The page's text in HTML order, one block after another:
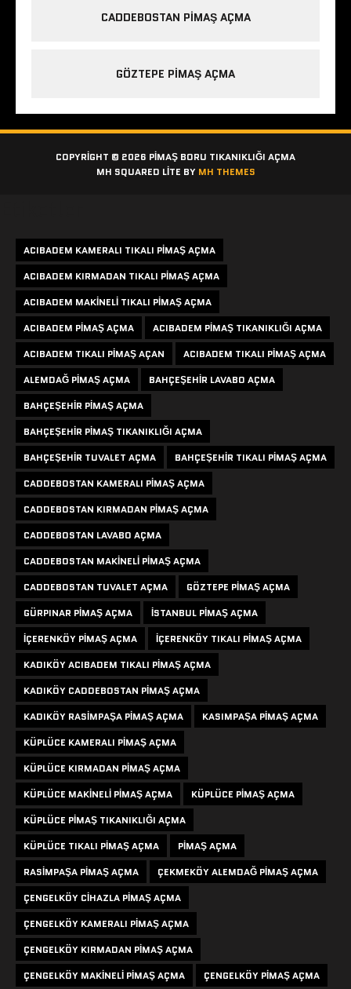
CADDEBOSTAN PIMAŞ AÇMA
GÖZTEPE PIMAŞ AÇMA
COPYRIGHT © 2026 PIMAŞ BORU TIKANIKLIĞI AÇMA
MH SQUARED LITE BY MH THEMES
ACIBADEM KAMERALI TIKALI PIMAŞ AÇMA
ACIBADEM KIRMADAN TIKALI PIMAŞ AÇMA
ACIBADEM MAKINELI TIKALI PIMAŞ AÇMA
ACIBADEM PIMAŞ AÇMA
ACIBADEM PIMAŞ TIKANIKLIĞI AÇMA
ACIBADEM TIKALI PIMAŞ AÇAN
ACIBADEM TIKALI PIMAŞ AÇMA
ALEMDAĞ PIMAŞ AÇMA
BAHÇEŞEHIR LAVABO AÇMA
BAHÇEŞEHIR PIMAŞ AÇMA
BAHÇEŞEHIR PIMAŞ TIKANIKLIĞI AÇMA
BAHÇEŞEHIR TUVALET AÇMA
BAHÇEŞEHIR TIKALI PIMAŞ AÇMA
CADDEBOSTAN KAMERALI PIMAŞ AÇMA
CADDEBOSTAN KIRMADAN PIMAŞ AÇMA
CADDEBOSTAN LAVABO AÇMA
CADDEBOSTAN MAKINELI PIMAŞ AÇMA
CADDEBOSTAN TUVALET AÇMA
GÖZTEPE PIMAŞ AÇMA
GÜRPINAR PIMAŞ AÇMA
ISTANBUL PIMAŞ AÇMA
IÇERENKÖY PIMAŞ AÇMA
IÇERENKÖY TIKALI PIMAŞ AÇMA
KADIKÖY ACIBADEM TIKALI PIMAŞ AÇMA
KADIKÖY CADDEBOSTAN PIMAŞ AÇMA
KADIKÖY RASIMPAŞA PIMAŞ AÇMA
KASIMPAŞA PIMAŞ AÇMA
KÜPLÜCE KAMERALI PIMAŞ AÇMA
KÜPLÜCE KIRMADAN PIMAŞ AÇMA
KÜPLÜCE MAKINELI PIMAŞ AÇMA
KÜPLÜCE PIMAŞ AÇMA
KÜPLÜCE PIMAŞ TIKANIKLIĞI AÇMA
KÜPLÜCE TIKALI PIMAŞ AÇMA
PIMAŞ AÇMA
RASIMPAŞA PIMAŞ AÇMA
ÇEKMEKÖY ALEMDAĞ PIMAŞ AÇMA
ÇENGELKÖY CIHAZLA PIMAŞ AÇMA
ÇENGELKÖY KAMERALI PIMAŞ AÇMA
ÇENGELKÖY KIRMADAN PIMAŞ AÇMA
ÇENGELKÖY MAKINELI PIMAŞ AÇMA
ÇENGELKÖY PIMAŞ AÇMA